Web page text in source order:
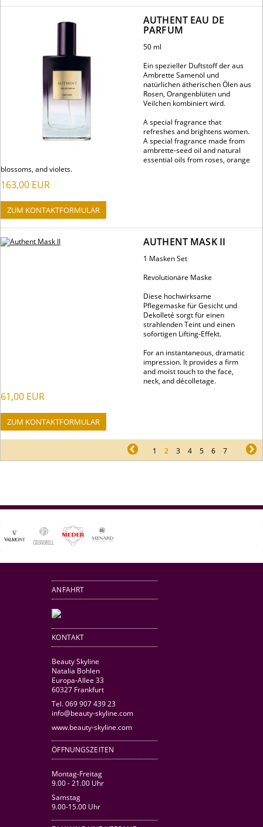
AUTHENT EAU DE
PARFUM
50 ml
Ein spezieller Duftstoff der aus
Ambrette Samenöl und
natürlichen ätherischen Ölen aus
Rosen, Orangenblüten und
Veilchen kombiniert wird.
A special fragrance that
refreshes and brightens women.
A special fragrance made from
ambrette-seed oil and natural
essential oils from roses, orange
blossoms, and violets.
163,00 EUR
ZUM KONTAKTFORMULAR
AUTHENT MASK II
1 Masken Set
Revolutionäre Maske
Diese hochwirksame
Pflegemaske für Gesicht und
Dekolleté sorgt für einen
strahlenden Teint und einen
sofortigen Lifting-Effekt.
For an instantaneous, dramatic
impression. It provides a firm
and moist touch to the face,
neck, and décolletage.
61,00 EUR
ZUM KONTAKTFORMULAR
pr 1 2 3 4 5 6 7
ANFAHRT
KONTAKT
Beauty Skyline
Natalia Bohlen
Europa-Allee 33
60327 Frankfurt
Tel. 069 907 439 23
info@beauty-skyline.com
www.beauty-skyline.com
ÖFFNUNGSZEITEN
Montag-Freitag
9.00 - 21.00 Uhr
Samstag
9.00-15.00 Uhr